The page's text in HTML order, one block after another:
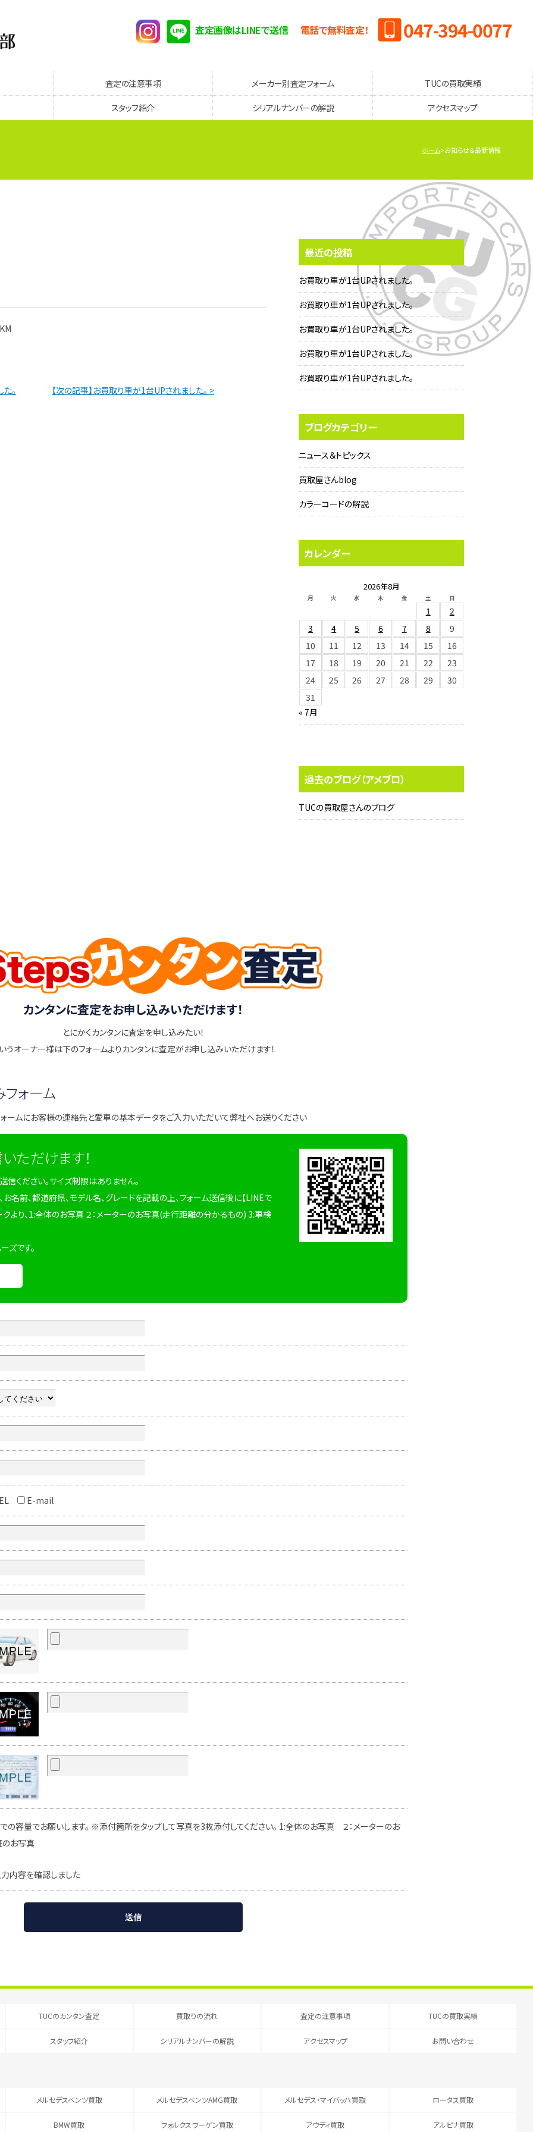
電話で無料査定！ 047-394-0077
査定画像はLINEで送信
査定の注意事項 メーカー別査定フォーム TUCの買取実績
スタッフ紹介 シリアルナンバーの解説 アクセスマップ
ホーム お知らせ＆最新情報
。 【次の記事】お買取り車が1台UPされました。 >
最近の投稿
お買取り車が1台UPされました。
お買取り車が1台UPされました。
お買取り車が1台UPされました。
お買取り車が1台UPされました。
お買取り車が1台UPされました。
ブログカテゴリー
ニュース＆トピックス
買取屋さんblog
カラーコードの解説
カレンダー
2026年8月
月 火 水 木 金 土 日
1
2
3
4 5 6 7 8
9
10
11 12 13 14 15
16
17
18 19 20 21 22
23
24
25 26 27 28 29
30
31
« 7月
過去のブログ（アメブロ）
TUCの買取屋さんのブログ
カンタンに査定をお申し込みいただけます！
とにかくカンタンに査定を申し込みたい！
うオーナー様は下のフォームよりカンタンに査定がお申し込みいただけます！
ォーム
ームにお客様の連絡先と愛車の基本データをご入力いただいて弊社へお送りください
ただけます！
ください。サイズ制限はありません。
名前、都道府県、モデル名、グレードを記載の上、フォーム送信後に【LINEで
クより、1:全体のお写真 ２：メーターのお写真(走行距離の分かるもの) 3:車検
ズです。
E-mail
容量でお願いします。 ※添付箇所をタップして写真を3枚添付してください。 1:全体のお写真 ２：メーターのお
お写真
内容を確認しました
TUCのカンタン査定 買取りの流れ 査定の注意事項 TUCの買取実績
スタッフ紹介 シリアルナンバーの解説 アクセスマップ お問い合わせ
メルセデスベンツ買取 メルセデスベンツAMG買取 メルセデス・マイバッハ買取 ロータス買取
BMW買取 フォルクスワーゲン買取 アウディ買取 アルピナ買取